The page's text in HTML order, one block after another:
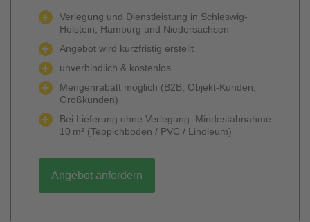
Verlegung und Dienstleistung in Schleswig-
Holstein, Hamburg und Niedersachsen
Angebot wird kurzfristig erstellt
unverbindlich & kostenlos
Mengenrabatt möglich (B2B, Objekt-Kunden,
Großkunden)
Bei Lieferung ohne Verlegung: Mindestabnahme
10 m² (Teppichboden / PVC / Linoleum)
Angebot anfordern